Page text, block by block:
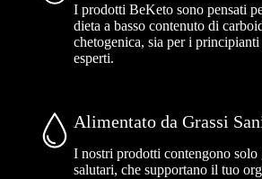
I prodotti BeKeto sono pensati
dieta a basso contenuto di
chetogenica, sia per i
esperti.
Alimentato da Grassi
I nostri prodotti contengono solo
salutari, che supportano il tuo